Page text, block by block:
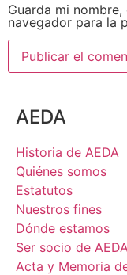
Guarda mi
navegador para la
AEDA
Historia de AEDA
Quiénes somos
Estatutos
Nuestros fines
Dónde estamos
Ser socio de
Acta y Memoria